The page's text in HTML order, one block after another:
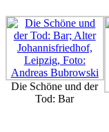
Die Schöne und der
Tod: Bar